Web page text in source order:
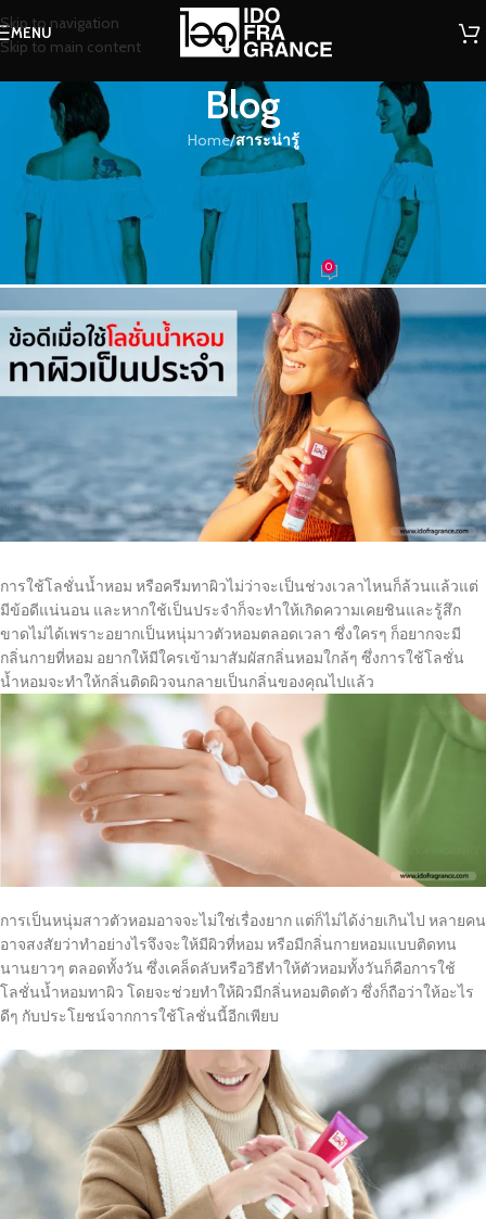
Skip to navigation
Skip to main content
MENU
Blog
Home/สาระน่ารู้
สาระน่ารู้
ข้อดีเมื่อใช้โลชั่นน้ำหอมทาผิวเป็น
ประจำ
น้ำหอม On 28/10/2022 0
การใช้โลชั่นน้ำหอม หรือครีมทาผิวไม่ว่าจะเป็นช่วงเวลาไหนก็ล้วนแล้วแต่
มีข้อดีแน่นอน และหากใช้เป็นประจำก็จะทำให้เกิดความเคยชินและรู้สึก
ขาดไม่ได้เพราะอยากเป็นหนุ่มาวตัวหอมตลอดเวลา ซึ่งใครๆ ก็อยากจะมี
กลิ่นกายที่หอม อยากให้มีใครเข้ามาสัมผัสกลิ่นหอมใกล้ๆ ซึ่งการใช้โลชั่น
น้ำหอมจะทำให้กลิ่นติดผิวจนกลายเป็นกลิ่นของคุณไปแล้ว
การเป็นหนุ่มสาวตัวหอมอาจจะไม่ใช่เรื่องยาก แต่ก็ไม่ได้ง่ายเกินไป หลายคน
อาจสงสัยว่าทำอย่างไรจึงจะให้มีผิวที่หอม หรือมีกลิ่นกายหอมแบบติดทน
นานยาวๆ ตลอดทั้งวัน ซึ่งเคล็ดลับหรือวิธีทำให้ตัวหอมทั้งวันก็คือการใช้
โลชั่นน้ำหอมทาผิว โดยจะช่วยทำให้ผิวมีกลิ่นหอมติดตัว ซึ่งก็ถือว่าให้อะไร
ดีๆ กับประโยชน์จากการใช้โลชั่นนี้อีกเพียบ